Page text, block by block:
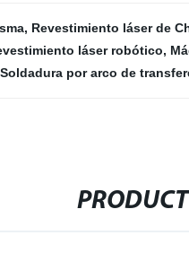
, Revestimiento láser de
láser robótico,
Soldadura por arco de